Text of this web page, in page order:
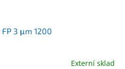
3 μm 1200
Externí sklad